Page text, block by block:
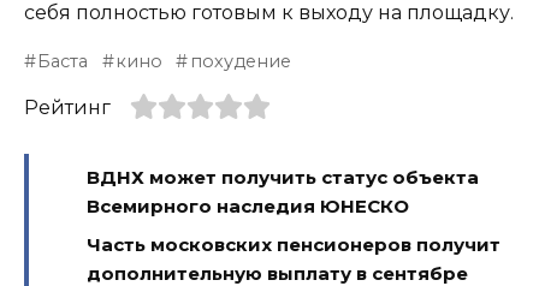
себя полностью готовым к выходу на площадку.
Баста кино похудение
Рейтинг
ВДНХ может получить статус объекта
Всемирного наследия ЮНЕСКО
Часть московских пенсионеров получит
дополнительную выплату в сентябре